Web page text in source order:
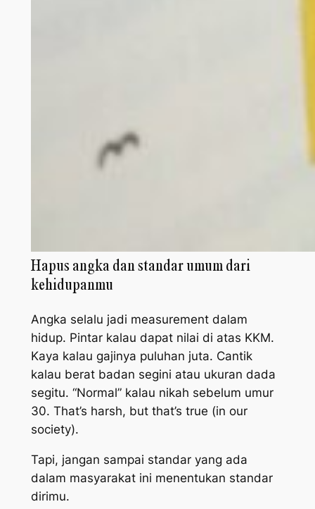
Hapus angka dan standar umum dari
kehidupanmu
Angka selalu jadi measurement dalam
hidup. Pintar kalau dapat nilai di atas KKM.
Kaya kalau gajinya puluhan juta. Cantik
kalau berat badan segini atau ukuran dada
segitu. “Normal” kalau nikah sebelum umur
30. That’s harsh, but that’s true (in our
society).
Tapi, jangan sampai standar yang ada
dalam masyarakat ini menentukan standar
dirimu.